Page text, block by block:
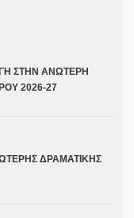
ΣΤΗΝ ΑΝΩΤΕΡΗ
2026-27
ΔΡΑΜΑΤΙΚΗΣ